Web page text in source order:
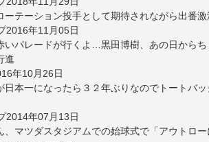
ーテーション投手として期待されながら出番
2016年11月05日
いパレードが行くよ…黒田博樹、あの日から
進
年10月26日
日本一になったら３２年ぶりなのでトートバ
2014年07月13日
、マツダスタジアムでの始球式で「アウトロー